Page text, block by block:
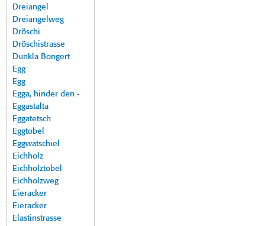
Dreiangel
Dreiangelweg
Dröschi
Dröschistrasse
Dunkla Bongert
Egg
Egg
Egga, hinder den -
Eggastalta
Eggatetsch
Eggtobel
Eggwatschiel
Eichholz
Eichholztobel
Eichholzweg
Eieracker
Eieracker
Elastinstrasse